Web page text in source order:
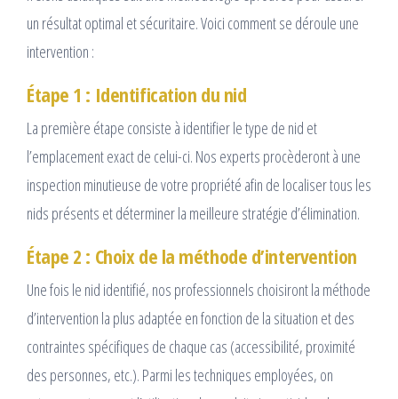
un résultat optimal et sécuritaire. Voici comment se déroule une
intervention :
Étape 1 : Identification du nid
La première étape consiste à identifier le type de nid et
l’emplacement exact de celui-ci. Nos experts procèderont à une
inspection minutieuse de votre propriété afin de localiser tous les
nids présents et déterminer la meilleure stratégie d’élimination.
Étape 2 : Choix de la méthode d’intervention
Une fois le nid identifié, nos professionnels choisiront la méthode
d’intervention la plus adaptée en fonction de la situation et des
contraintes spécifiques de chaque cas (accessibilité, proximité
des personnes, etc.). Parmi les techniques employées, on